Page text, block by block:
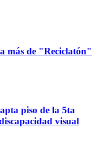
más de "Reciclatón"
piso de la 5ta
visual